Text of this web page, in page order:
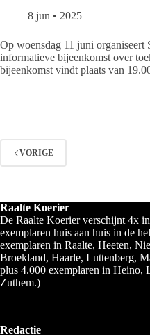
8 jun • 2025
Op woensdag 11 juni organiseert
informatieve bijeenkomst over
bijeenkomst vindt plaats van
VORIGE
Raalte Koerier
De Raalte Koerier verschijnt 4x
exemplaren huis aan huis in de
exemplaren in Raalte, Heeten,
Broekland, Haarle, Luttenberg,
plus 4.000 exemplaren in Heino,
Zuthem.)
Redactie